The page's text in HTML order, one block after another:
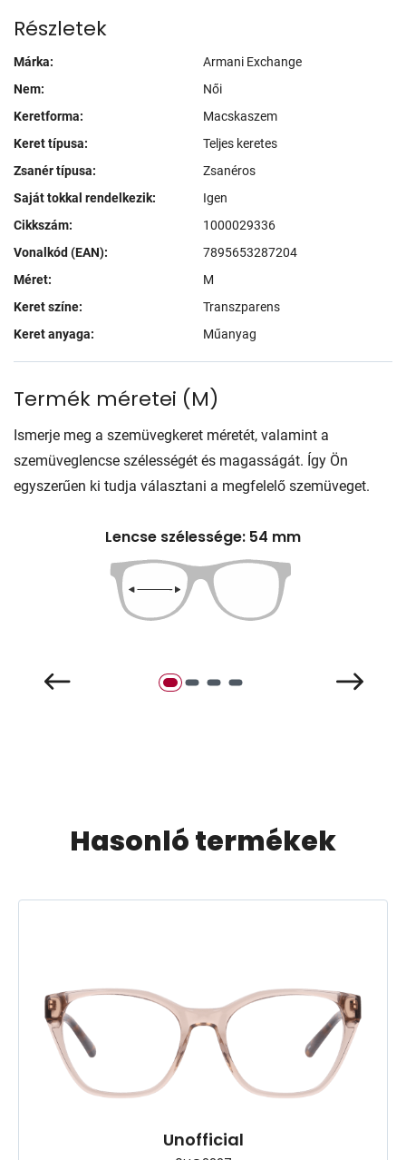
Részletek
Márka:
Armani Exchange
Nem:
Női
Keretforma:
Macskaszem
Keret típusa:
Teljes keretes
Zsanér típusa:
Zsanéros
Saját tokkal rendelkezik:
Igen
Cikkszám:
1000029336
Vonalkód (EAN):
7895653287204
Méret:
M
Keret színe:
Transzparens
Keret anyaga:
Műanyag
Termék méretei (M)
Ismerje meg a szemüvegkeret méretét, valamint a
szemüveglencse szélességét és magasságát. Így Ön
egyszerűen ki tudja választani a megfelelő szemüveget.
Lencse szélessége: 54 mm
Hasonló termékek
Unofficial